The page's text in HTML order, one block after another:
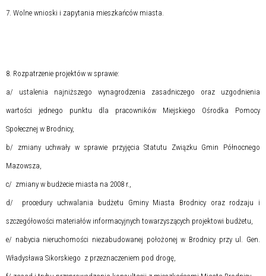
7. Wolne wnioski i zapytania mieszkańców miasta.
8. Rozpatrzenie projektów w sprawie:
a/ ustalenia najniższego wynagrodzenia zasadniczego oraz uzgodnienia
wartości jednego punktu dla pracowników Miejskiego Ośrodka Pomocy
Społecznej w Brodnicy,
b/ zmiany uchwały w sprawie przyjęcia Statutu Związku Gmin Północnego
Mazowsza,
c/ zmiany w budżecie miasta na 2008 r.,
d/ procedury uchwalania budżetu Gminy Miasta Brodnicy oraz rodzaju i
szczegółowości materiałów informacyjnych towarzyszących projektowi budżetu,
e/ nabycia nieruchomości niezabudowanej położonej w Brodnicy przy ul. Gen.
Władysława Sikorskiego z przeznaczeniem pod drogę,